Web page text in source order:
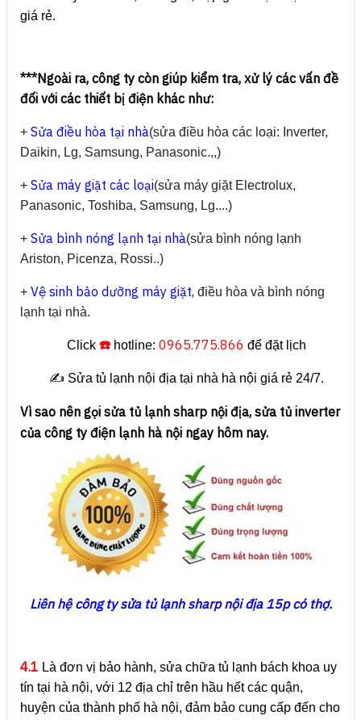
giá rẻ.
***Ngoài ra, công ty còn giúp kiểm tra, xử lý các vấn đề
đối với các thiết bị điện khác như:
+ Sửa điều hòa tại nhà(sửa điều hòa các loại: Inverter,
Daikin, Lg, Samsung, Panasonic.,,)
+ Sửa máy giặt các loại(sửa máy giặt Electrolux,
Panasonic, Toshiba, Samsung, Lg....)
+ Sửa bình nóng lạnh tại nhà(sửa bình nóng lạnh
Ariston, Picenza, Rossi..)
+ Vệ sinh bảo dưỡng máy giặt, điều hòa và bình nóng
lạnh tại nhà.
Click ☎️ hotline: 0965.775.866 để đặt lịch
✍️ Sửa tủ lạnh nội địa tại nhà hà nội giá rẻ 24/7.
Vì sao nên gọi sửa tủ lạnh sharp nội địa, sửa tủ inverter
của công ty điện lạnh hà nội ngay hôm nay.
Liên hệ công ty sửa tủ lạnh sharp nội địa 15p có thợ.
4.1 Là đơn vị bảo hành, sửa chữa tủ lạnh bách khoa uy
tín tại hà nội, với 12 địa chỉ trên hầu hết các quận,
huyện của thành phố hà nội, đảm bảo cung cấp đến cho